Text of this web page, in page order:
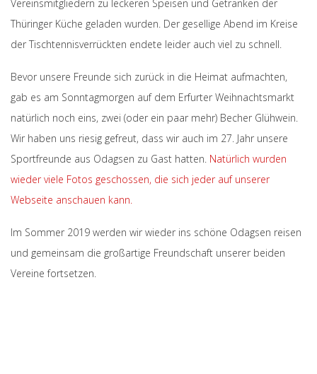
Vereinsmitgliedern zu leckeren Speisen und Getränken der
Thüringer Küche geladen wurden. Der gesellige Abend im Kreise
der Tischtennisverrückten endete leider auch viel zu schnell.
Bevor unsere Freunde sich zurück in die Heimat aufmachten,
gab es am Sonntagmorgen auf dem Erfurter Weihnachtsmarkt
natürlich noch eins, zwei (oder ein paar mehr) Becher Glühwein.
Wir haben uns riesig gefreut, dass wir auch im 27. Jahr unsere
Sportfreunde aus Odagsen zu Gast hatten. Natürlich wurden
wieder viele Fotos geschossen, die sich jeder auf unserer
Webseite anschauen kann.
Im Sommer 2019 werden wir wieder ins schöne Odagsen reisen
und gemeinsam die großartige Freundschaft unserer beiden
Vereine fortsetzen.